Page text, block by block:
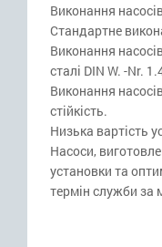
Виконання
Стандартне
Виконання
сталі DIN W. -Nr.
Виконання
стійкість.
Низька вартість
Насоси,
установки та
термін служби за